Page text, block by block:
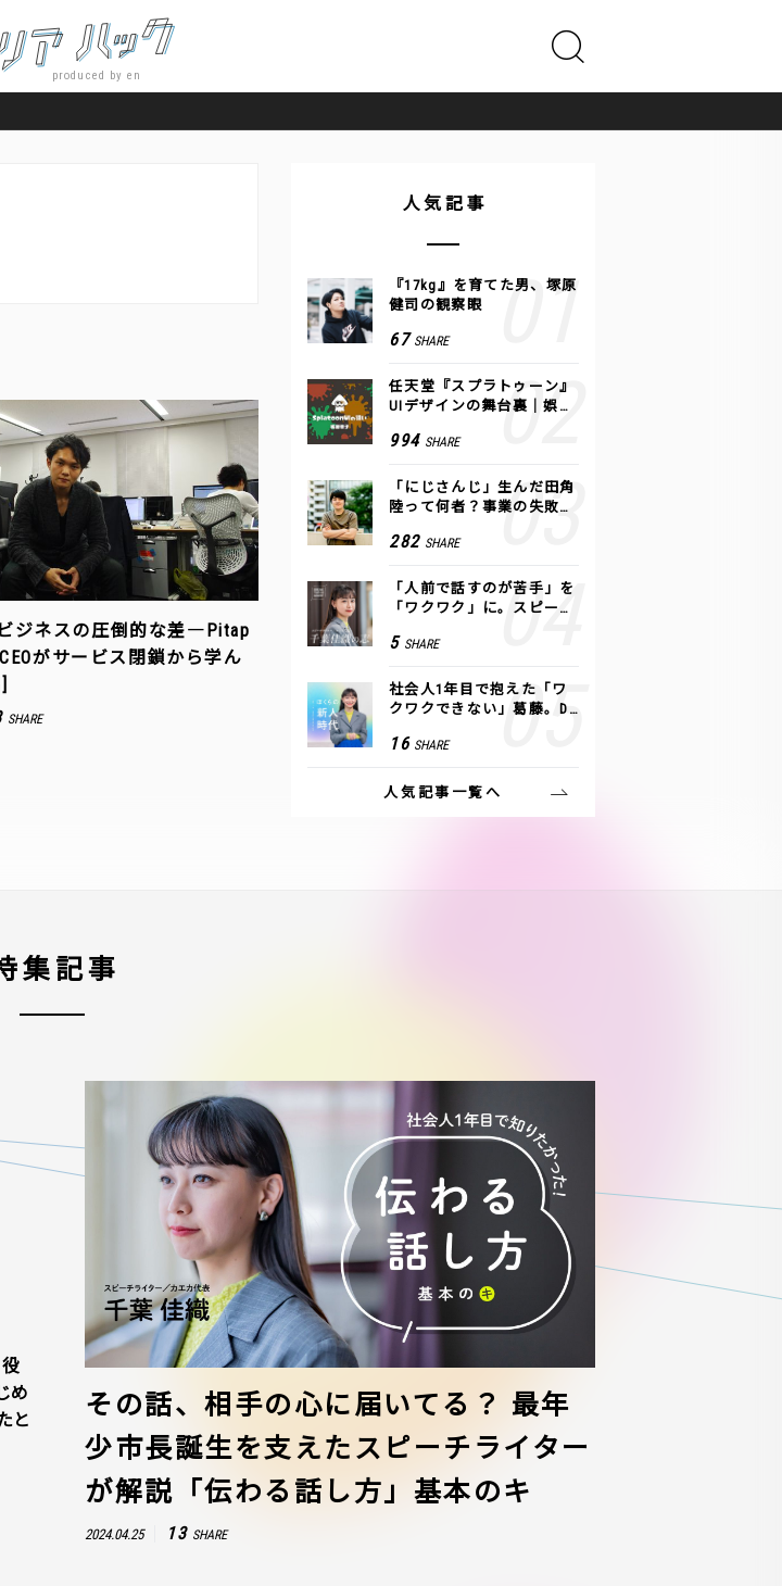
produced by en
ジネスの圧倒的な差―Pitap
がサービス閉鎖から学ん
SHARE
人気記事
『17kg』を育てた男、塚原
健司の観察眼
67 SHARE
任天堂『スプラトゥーン』
UIデザインの舞台裏｜娯楽
994 SHARE
「にじさんじ」生んだ田角
陸って何者？事業の失敗
COLOR
282 SHARE
「人前で話すのが苦手」を
「ワクワク」に。スピーチ
方トレーニング」に込めた
5 SHARE
社会人1年目で抱えた「ワ
クワクできない」葛藤。De
つけた、私の生きる道
16 SHARE
人気記事一覧へ
集記事
め
と
その話、相手の心に届いてる？ 最年
少市長誕生を支えたスピーチライター
が解説「伝わる話し方」基本のキ
2024.04.25 13 SHARE